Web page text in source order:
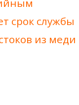
срок службы
из меди